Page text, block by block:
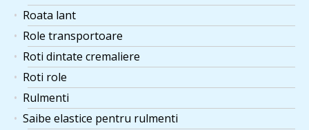
Roata lant
Role transportoare
Roti dintate cremaliere
Roti role
Rulmenti
Saibe elastice pentru rulmenti